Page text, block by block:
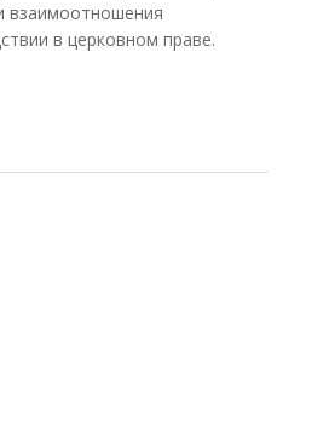
взаимоотношения
в церковном праве.